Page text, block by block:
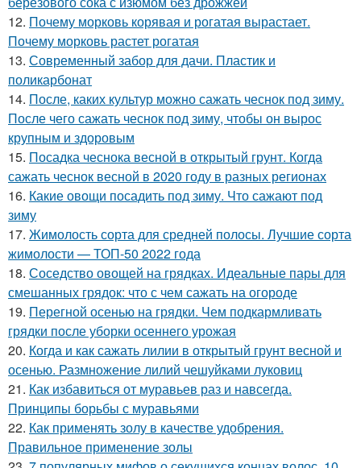
12. Почему морковь корявая и рогатая вырастает.
Почему морковь растет рогатая
13. Современный забор для дачи. Пластик и
поликарбонат
14. После, каких культур можно сажать чеснок под зиму.
После чего сажать чеснок под зиму, чтобы он вырос
крупным и здоровым
15. Посадка чеснока весной в открытый грунт. Когда
сажать чеснок весной в 2020 году в разных регионах
16. Какие овощи посадить под зиму. Что сажают под
зиму
17. Жимолость сорта для средней полосы. Лучшие сорта
жимолости — ТОП-50 2022 года
18. Соседство овощей на грядках. Идеальные пары для
смешанных грядок: что с чем сажать на огороде
19. Перегной осенью на грядки. Чем подкармливать
грядки после уборки осеннего урожая
20. Когда и как сажать лилии в открытый грунт весной и
осенью. Размножение лилий чешуйками луковиц
21. Как избавиться от муравьев раз и навсегда.
Принципы борьбы с муравьями
22. Как применять золу в качестве удобрения.
Правильное применение золы